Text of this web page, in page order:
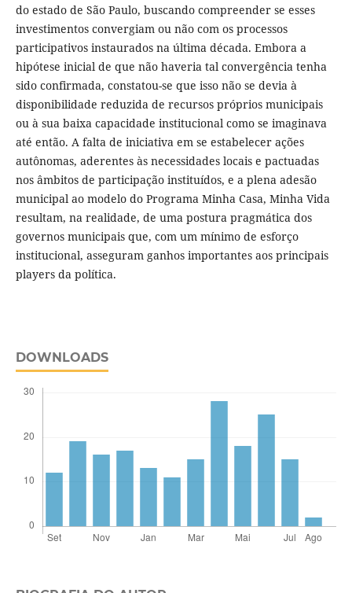
do estado de São Paulo, buscando compreender se esses
investimentos convergiam ou não com os processos
participativos instaurados na última década. Embora a
hipótese inicial de que não haveria tal convergência tenha
sido confirmada, constatou-se que isso não se devia à
disponibilidade reduzida de recursos próprios municipais
ou à sua baixa capacidade institucional como se imaginava
até então. A falta de iniciativa em se estabelecer ações
autônomas, aderentes às necessidades locais e pactuadas
nos âmbitos de participação instituídos, e a plena adesão
municipal ao modelo do Programa Minha Casa, Minha Vida
resultam, na realidade, de uma postura pragmática dos
governos municipais que, com um mínimo de esforço
institucional, asseguram ganhos importantes aos principais
players da política.
DOWNLOADS